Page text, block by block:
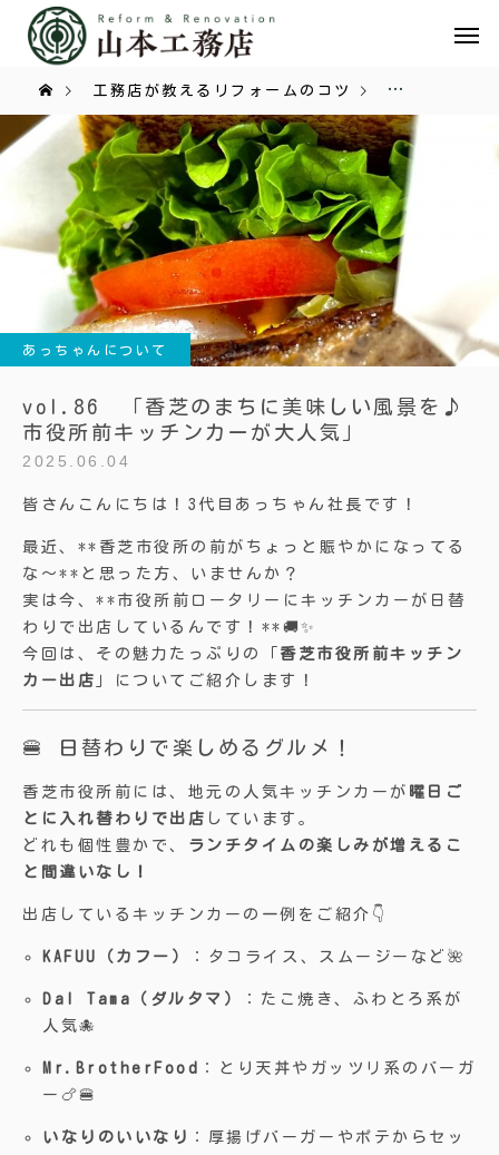
工務店が教えるリフォームのコツ あっちゃんに
あっちゃんについて
vol.86 「香芝のまちに美味しい風景を♪
市役所前キッチンカーが大人気」
2025.06.04
皆さんこんにちは！3代目あっちゃん社長です！
最近、**香芝市役所の前がちょっと賑やかになってる
な〜**と思った方、いませんか？
実は今、**市役所前ロータリーにキッチンカーが日替
わりで出店しているんです！**🚚✨
今回は、その魅力たっぷりの「 香芝市役所前キッチン
カー出店
」についてご紹介します！
🍔 日替わりで楽しめるグルメ！
香芝市役所前には、地元の人気キッチンカーが 曜日ご
とに入れ替わりで出店 しています。
どれも個性豊かで、 ランチタイムの楽しみが増えるこ
と間違いなし！
出店しているキッチンカーの一例をご紹介👇
KAFUU（カフー） ：タコライス、スムージーなど🌺
Dal Tama（ダルタマ）
：たこ焼き、ふわとろ系が
人気🐙
Mr.BrotherFood
：とり天丼やガッツリ系のバーガ
ー🍗🍔
いなりのいいなり
：厚揚げバーガーやポテからセッ